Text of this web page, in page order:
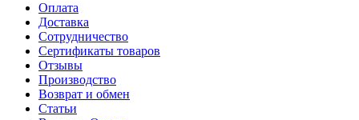
Оплата
Доставка
Сотрудничество
Сертификаты товаров
Отзывы
Производство
Возврат и обмен
Статьи